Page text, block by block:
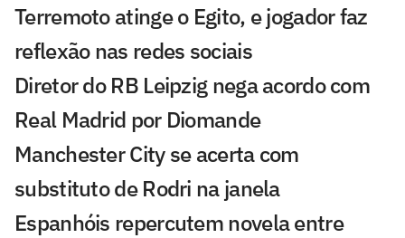
Terremoto atinge o Egito, e jogador faz
reflexão nas redes sociais
Diretor do RB Leipzig nega acordo com
Real Madrid por Diomande
Manchester City se acerta com
substituto de Rodri na janela
Espanhóis repercutem novela entre